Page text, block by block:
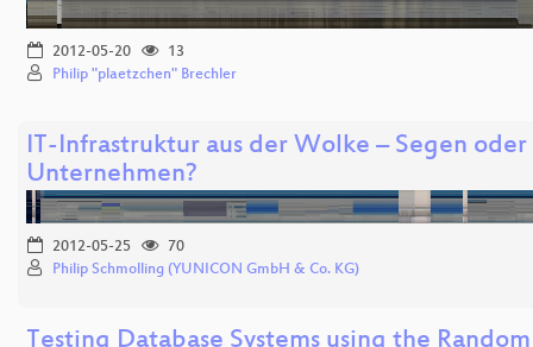
2012-05-20
13
Philip "plaetzchen" Brechler
IT-Infrastruktur aus der Wolke – Segen
Unternehmen?
2012-05-25
70
Philip Schmolling (YUNICON GmbH & Co. KG)